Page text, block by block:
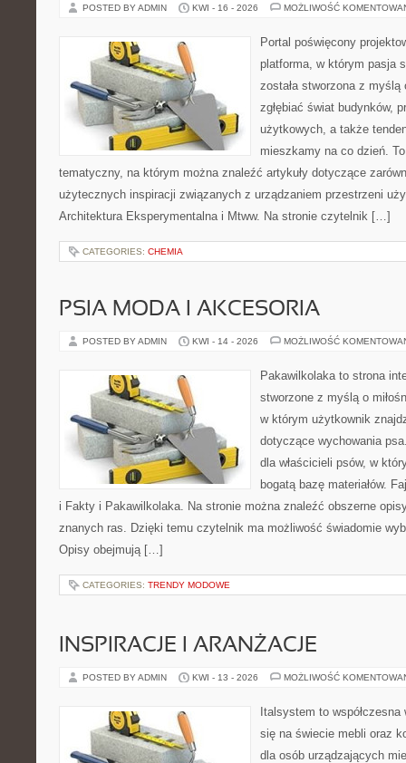
POSTED BY ADMIN KWI - 16 - 2026 MOŻLIWOŚĆ
Portal poświęcony
platforma, w którym pasja
została stworzona z
zgłębiać świat budynków,
użytkowych, a także
mieszkamy na co dzień.
tematyczny, na którym można znaleźć artykuły dotyczące
użytecznych inspiracji związanych z urządzaniem przestrzeni
Architektura Eksperymentalna i Mtww. Na stronie czytelnik […]
CATEGORIES: CHEMIA
PSIA MODA I AKCESORIA
POSTED BY ADMIN KWI - 14 - 2026 MOŻLIWOŚĆ
Pakawilkolaka to strona
stworzone z myślą o
w którym użytkownik
dotyczące wychowania
dla właścicieli psów, w
bogatą bazę materiałów.
i Fakty i Pakawilkolaka. Na stronie można znaleźć obszerne
znanych ras. Dzięki temu czytelnik ma możliwość świadomie
Opisy obejmują […]
CATEGORIES: TRENDY MODOWE
INSPIRACJE I ARANŻACJE
POSTED BY ADMIN KWI - 13 - 2026 MOŻLIWOŚĆ
Italsystem to
się na świecie mebli oraz
dla osób urządzających